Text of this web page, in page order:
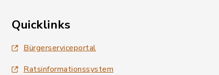
Quicklinks
Bürgerserviceportal
Ratsinformationssystem